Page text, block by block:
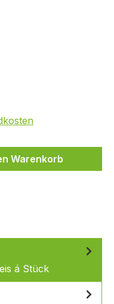
gewünschten
Warenkorb
á Stück